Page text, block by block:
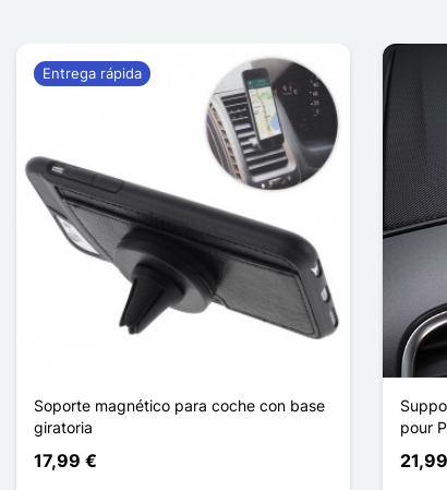
Soporte magnético para coche con base
giratoria
17,99 €
Entrega rápida
pour